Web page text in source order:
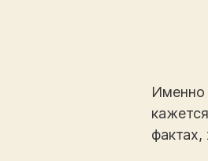
Именно
фактах,